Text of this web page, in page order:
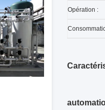
Opération :